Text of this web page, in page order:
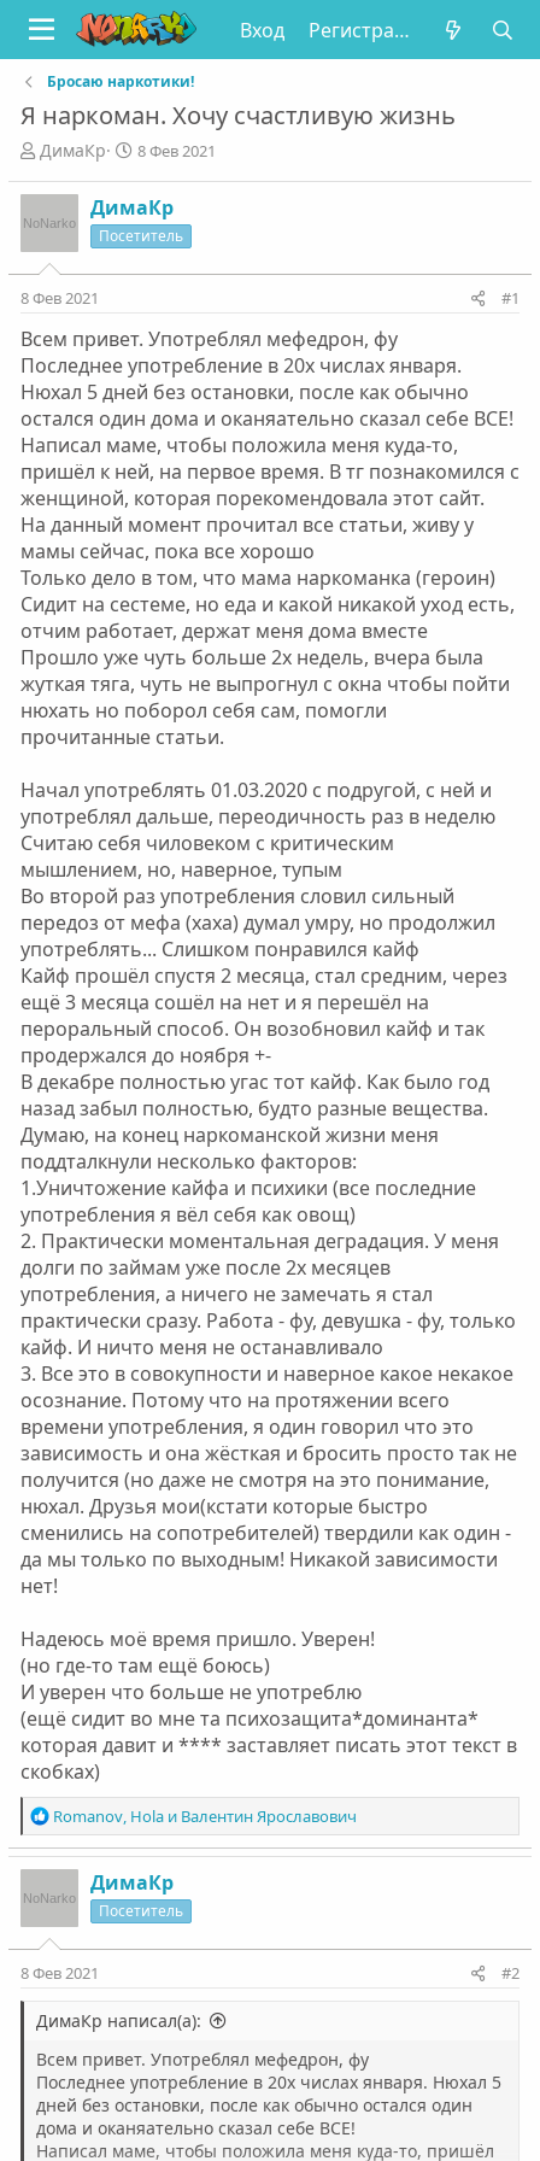
Вход Регистрация
Бросаю наркотики!
Я наркоман. Хочу счастливую жизнь
А
т
о
т
м
ы
ДимаКр
Д
а
н
л
8 Фев 2021
ДимаКр
Посетитель
8 Фев 2021 #1
Всем привет. Употреблял мефедрон, фу
Последнее употребление в 20х числах января.
Нюхал 5 дней без остановки, после как обычно
остался один дома и оканяательно сказал себе ВСЕ!
Написал маме, чтобы положила меня куда-то,
пришёл к ней, на первое время. В тг познакомился с
женщиной, которая порекомендовала этот сайт.
На данный момент прочитал все статьи, живу у
мамы сейчас, пока все хорошо
Только дело в том, что мама наркоманка (героин)
Сидит на сестеме, но еда и какой никакой уход есть,
отчим работает, держат меня дома вместе
Прошло уже чуть больше 2х недель, вчера была
жуткая тяга, чуть не выпрогнул с окна чтобы пойти
нюхать но поборол себя сам, помогли
прочитанные статьи.
Начал употреблять 01.03.2020 с подругой, с ней и
употреблял дальше, переодичность раз в неделю
Считаю себя чиловеком с критическим
мышлением, но, наверное, тупым
Во второй раз употребления словил сильный
передоз от мефа (хаха) думал умру, но продолжил
употреблять... Слишком понравился кайф
Кайф прошёл спустя 2 месяца, стал средним, через
ещё 3 месяца сошёл на нет и я перешёл на
пероральный способ. Он возобновил кайф и так
продержался до ноября +-
В декабре полностью угас тот кайф. Как было год
назад забыл полностью, будто разные вещества.
Думаю, на конец наркоманской жизни меня
поддталкнули несколько факторов:
1.Уничтожение кайфа и психики (все последние
употребления я вёл себя как овощ)
2. Практически моментальная деградация. У меня
долги по займам уже после 2х месяцев
употребления, а ничего не замечать я стал
практически сразу. Работа - фу, девушка - фу, только
кайф. И ничто меня не останавливало
3. Все это в совокупности и наверное какое некакое
осознание. Потому что на протяжении всего
времени употребления, я один говорил что это
зависимость и она жёсткая и бросить просто так не
получится (но даже не смотря на это понимание,
нюхал. Друзья мои(кстати которые быстро
сменились на сопотребителей) твердили как один -
да мы только по выходным! Никакой зависимости
нет!
Надеюсь моё время пришло. Уверен!
(но где-то там ещё боюсь)
И уверен что больше не употреблю
(ещё сидит во мне та психозащита*доминанта*
которая давит и **** заставляет писать этот текст в
скобках)
Р
е
а
ц
и
и
:
Romanov, Holaи Валентин Ярославович
ДимаКр
Посетитель
8 Фев 2021 #2
ДимаКр написал(а):
Всем привет. Употреблял мефедрон, фу
Последнее употребление в 20х числах января. Нюхал 5
дней без остановки, после как обычно остался один
дома и оканяательно сказал себе ВСЕ!
Написал маме, чтобы положила меня куда-то, пришёл